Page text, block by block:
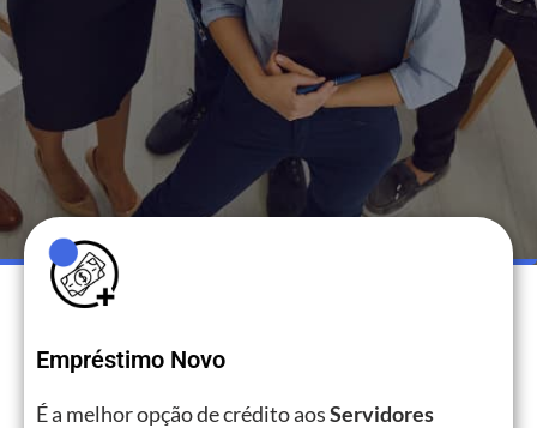
Empréstimo Novo
É a melhor opção de crédito aosServidores